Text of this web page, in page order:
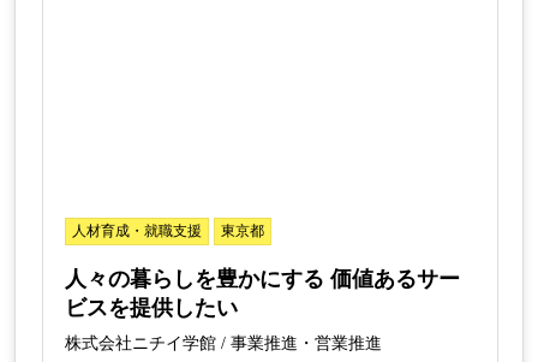
人材育成・就職支援 東京都
人々の暮らしを豊かにする 価値あるサー
ビスを提供したい
株式会社ニチイ学館 / 事業推進・営業推進